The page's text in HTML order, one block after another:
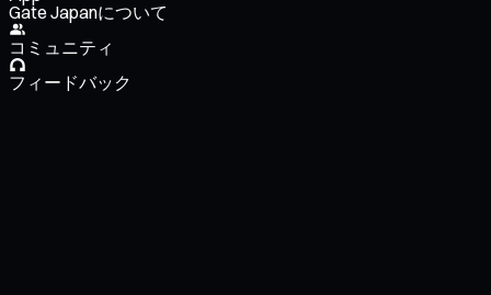
Gate Japanについて
コミュニティ
フィードバック